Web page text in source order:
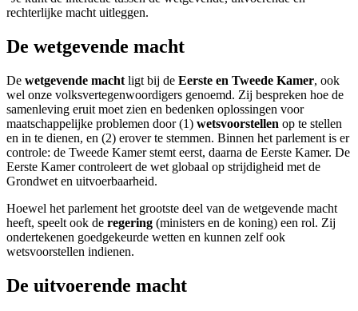
rechterlijke macht uitleggen.
De wetgevende macht
De wetgevende macht ligt bij de Eerste en Tweede Kamer, ook
wel onze volksvertegenwoordigers genoemd. Zij bespreken hoe de
samenleving eruit moet zien en bedenken oplossingen voor
maatschappelijke problemen door (1) wetsvoorstellen op te stellen
en in te dienen, en (2) erover te stemmen. Binnen het parlement is er
controle: de Tweede Kamer stemt eerst, daarna de Eerste Kamer. De
Eerste Kamer controleert de wet globaal op strijdigheid met de
Grondwet en uitvoerbaarheid.
Hoewel het parlement het grootste deel van de wetgevende macht
heeft, speelt ook de regering (ministers en de koning) een rol. Zij
ondertekenen goedgekeurde wetten en kunnen zelf ook
wetsvoorstellen indienen.
De uitvoerende macht